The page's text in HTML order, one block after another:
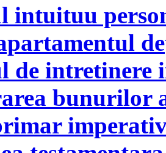
intuituu
de intretinere
bunurilor